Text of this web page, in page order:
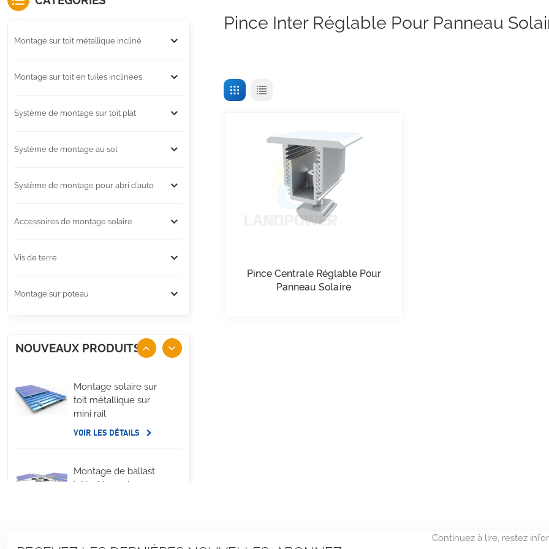
Pince Inter Réglable Pour Panneau
Pince Centrale Réglable Pour
Panneau Solaire
Montage sur toit métallique incliné
Montage sur toit en tuiles inclinées
Système de montage sur toit plat
Système de montage au sol
Système de montage pour abri d'auto
Accessoires de montage solaire
Vis de terre
Montage sur poteau
NOUVEAUX PRODUITS
Montage solaire sur
toit métallique sur
mini rail
VOIR LES DÉTAILS
Montage de ballast
latéral long de
Continuez à lire, restez